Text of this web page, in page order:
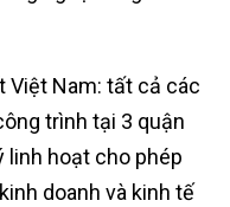
Việt Nam: tất cả các
trình tại 3 quận
linh hoạt cho phép
doanh và kinh tế